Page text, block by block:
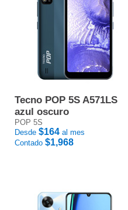
Tecno POP 5S A571LS
azul oscuro
POP 5S
Desde $164 al mes
Contado $1,968